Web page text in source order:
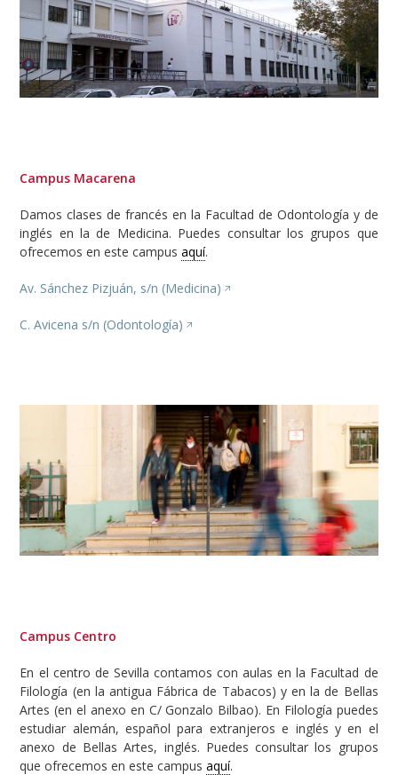
Campus Macarena
Damos clases de francés en la Facultad de Odontología y de
inglés en la de Medicina. Puedes consultar los grupos que
ofrecemos en este campusaquí.
Av. Sánchez Pizjuán, s/n (Medicina)
C. Avicena s/n (Odontología)
Campus Centro
En el centro de Sevilla contamos con aulas en la Facultad de
Filología (en la antigua Fábrica de Tabacos) y en la de Bellas
Artes (en el anexo en C/ Gonzalo Bilbao). En Filología puedes
estudiar alemán, español para extranjeros e inglés y en el
anexo de Bellas Artes, inglés. Puedes consultar los grupos
que ofrecemos en este campusaquí.